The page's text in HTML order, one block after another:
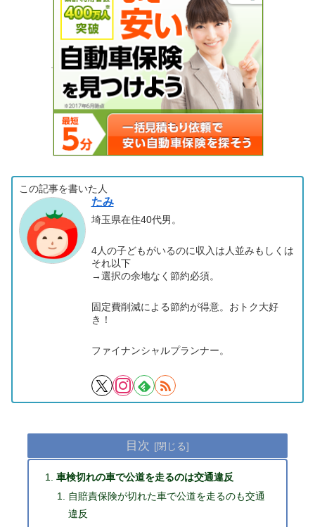
この記事を書いた人
たみ
埼玉県在住40代男。
4人の子どもがいるのに収入は人並みもしくは
それ以下
→選択の余地なく節約必須。
固定費削減による節約が得意。おトク大好
き！
ファイナンシャルプランナー。
目次
車検切れの車で公道を走るのは交通違反
自賠責保険が切れた車で公道を走るのも交通
違反